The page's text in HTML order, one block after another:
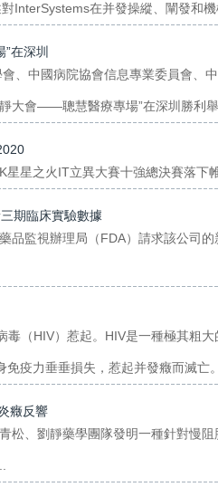
InterSystems在并發操縱、闡發和機
在深圳
、中國病院協會信息專業委員會、
大會——聰慧醫療專場”在深圳勝利舉
星之火IT立異大賽十強總決賽落下
期臨床實驗數據
品監視辦理局（FDA）請求該公司
（HIV）惹起。HIV是一種極其粗
疫力垂垂損失，惹起并發癥而滅亡。
癥反響
松、劉靜藥學團隊發明一種針對慢